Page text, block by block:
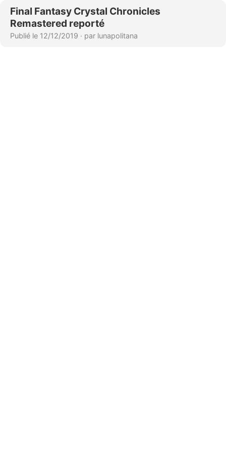
Final Fantasy Crystal Chronicles
Remastered reporté
Publié le 12/12/2019 · par lunapolitana